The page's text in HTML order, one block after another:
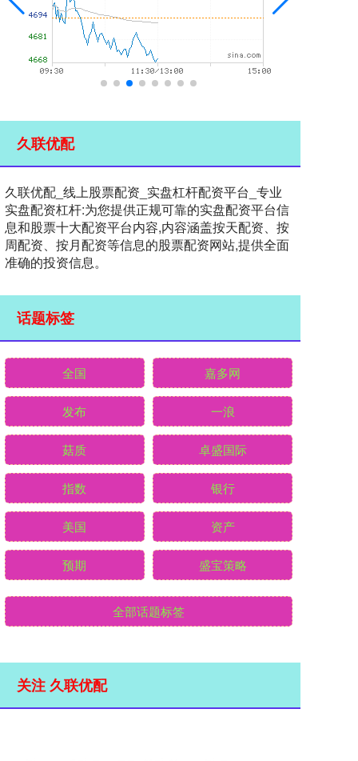
久联优配
久联优配_线上股票配资_实盘杠杆配资平台_专业
实盘配资杠杆:为您提供正规可靠的实盘配资平台信
息和股票十大配资平台内容,内容涵盖按天配资、按
周配资、按月配资等信息的股票配资网站,提供全面
准确的投资信息。
话题标签
全国 嘉多网
发布 一浪
菇质 卓盛国际
指数 银行
美国 资产
预期 盛宝策略
全部话题标签
关注 久联优配